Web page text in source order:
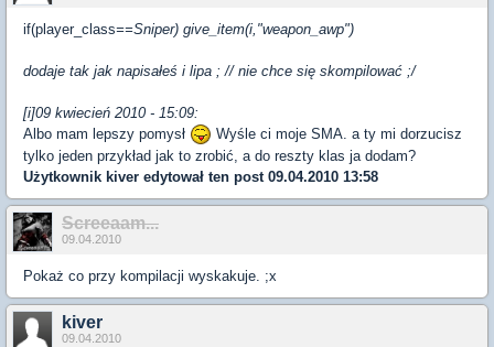
if(player_class==Sniper) give_item(i,"weapon_awp")
dodaje tak jak napisałeś i lipa ; // nie chce się skompilować ;/
[i]09 kwiecień 2010 - 15:09:
Albo mam lepszy pomysł
Wyśle ci moje SMA. a ty mi dorzucisz
tylko jeden przykład jak to zrobić, a do reszty klas ja dodam?
Użytkownik kiver edytował ten post 09.04.2010 13:58
Screeaam...
09.04.2010
Pokaż co przy kompilacji wyskakuje. ;x
kiver
09.04.2010